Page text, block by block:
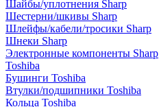
Шайбы/уплотнения Sharp
Шестерни/шкивы Sharp
Шлейфы/кабели/тросики Sharp
Шнеки Sharp
Электронные компоненты Sharp
Toshiba
Бушинги Toshiba
Втулки/подшипники Toshiba
Кольца Toshiba